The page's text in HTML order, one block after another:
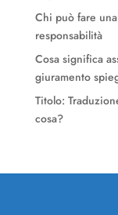
Chi può fare
responsabilità
Cosa significa
giuramento
Titolo:
cosa?